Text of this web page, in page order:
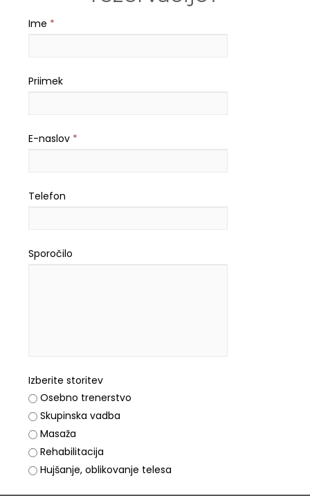
Ime *
Priimek
E-naslov*
Telefon
Sporočilo
Izberite storitev
Osebno trenerstvo
Skupinska vadba
Masaža
Rehabilitacija
Hujšanje, oblikovanje telesa